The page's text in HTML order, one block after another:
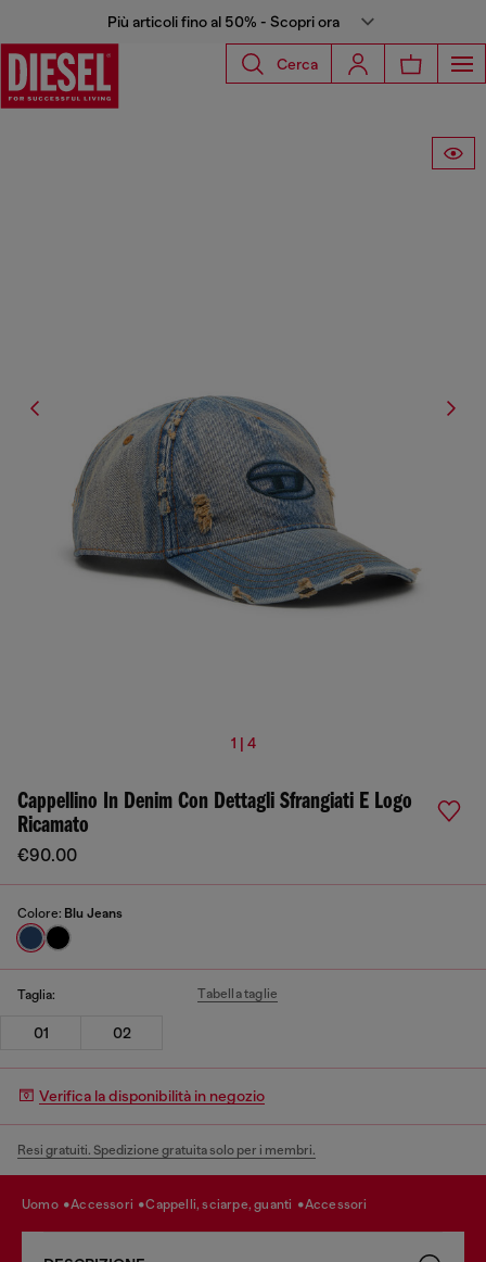
Più articoli fino al 50% - Scopri ora
Cerca
1 | 4
Cappellino In Denim Con Dettagli Sfrangiati E Logo
Ricamato
€90.00
Colore: Blu Jeans
Taglia: Tabella taglie
01 02
Verifica la disponibilità in negozio
Resi gratuiti. Spedizione gratuita solo per i membri.
uomo accessori cappelli, sciarpe, guanti accessori